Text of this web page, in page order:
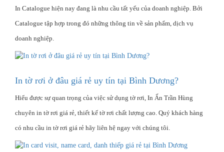
In Catalogue hiện nay đang là nhu cầu tất yếu của doanh nghiệp. Bởi
Catalogue tập hợp trong đó những thông tin về sản phẩm, dịch vụ
doanh nghiệp.
In tờ rơi ở đâu giá rẻ uy tín tại Bình Dương?
Hiểu được sự quan trọng của việc sử dụng tờ rơi, In Ấn Trần Hùng
chuyên in tờ rơi giá rẻ, thiết kế tờ rơi chất lượng cao. Quý khách hàng
có nhu cầu in tờ rơi giá rẻ hãy liên hệ ngay với chúng tôi.